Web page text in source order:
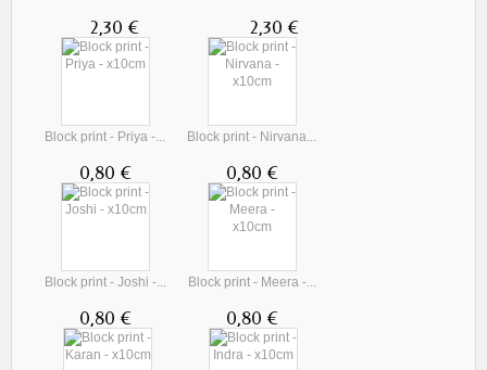
2,30 € 2,30 €
Block print - Priya -...
0,80 €
Block print - Nirvana...
0,80 €
Block print - Joshi -...
0,80 €
Block print - Meera -...
0,80 €